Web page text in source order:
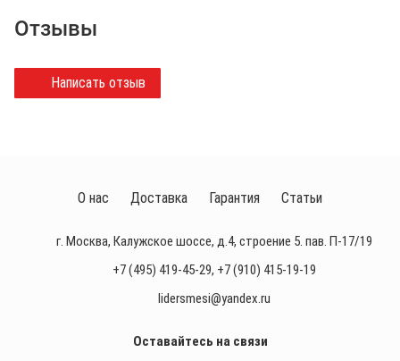
Отзывы
Написать отзыв
г. Москва, Калужское шоссе, д.4, строение 5. пав. П-17/19
+7 (495) 419-45-29, +7 (910) 415-19-19
lidersmesi@yandex.ru
О нас Доставка Гарантия Статьи
Оставайтесь на связи